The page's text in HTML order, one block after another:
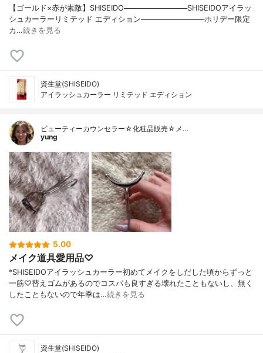
【ゴールド×赤が素敵】SHISEIDO────────────SHISEIDOアイラッ
シュカーラーリミテッド エディション────────────ホリデー限定
カ…続きを見る
資生堂(SHISEIDO)
アイラッシュカーラー リミテッド エディション
ビューティーカウンセラー☆化粧品販売☆メ…
yung
5.00
メイク道具愛用品♡
*SHISEIDOアイラッシュカーラー初めてメイクをしだした頃からずっと
一筋♡替えゴムがあるのでコスパも良すぎる壊れたこともないし、無く
したこともないので年季は…続きを見る
資生堂(SHISEIDO)